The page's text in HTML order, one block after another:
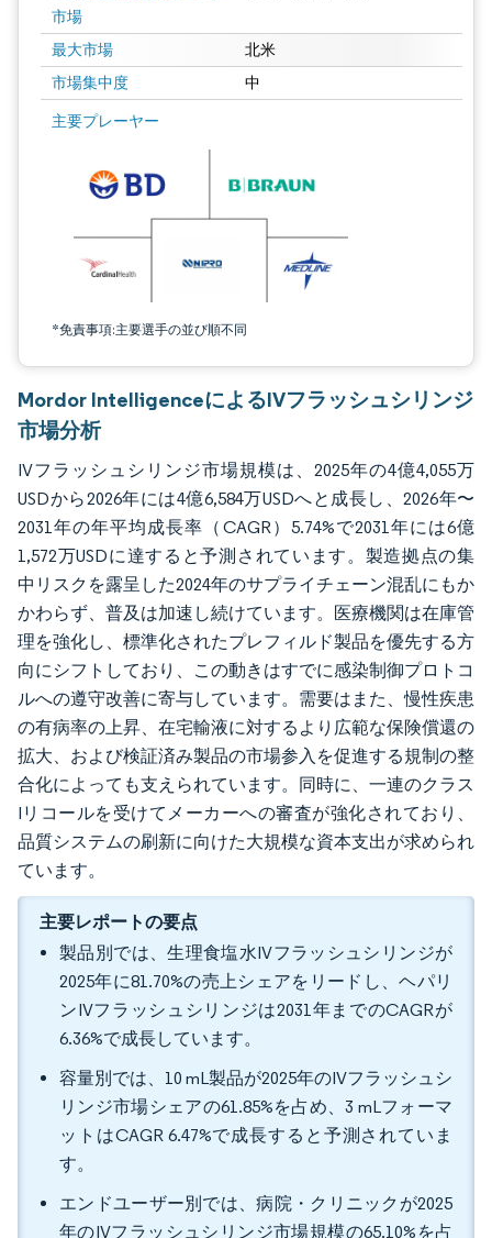
市場
最大市場 北米
市場集中度 中
主要プレーヤー
*免責事項:主要選手の並び順不同
画像 © Mordor Intelligence。再利用にはCC BY 4.0の表示が必要です。
Mordor IntelligenceによるIVフラッシュシリンジ
市場分析
IVフラッシュシリンジ市場規模は、2025年の4億4,055万
USDから2026年には4億6,584万USDへと成長し、2026年〜
2031年の年平均成長率（CAGR）5.74%で2031年には6億
1,572万USDに達すると予測されています。製造拠点の集
中リスクを露呈した2024年のサプライチェーン混乱にもか
かわらず、普及は加速し続けています。医療機関は在庫管
理を強化し、標準化されたプレフィルド製品を優先する方
向にシフトしており、この動きはすでに感染制御プロトコ
ルへの遵守改善に寄与しています。需要はまた、慢性疾患
の有病率の上昇、在宅輸液に対するより広範な保険償還の
拡大、および検証済み製品の市場参入を促進する規制の整
合化によっても支えられています。同時に、一連のクラス
Iリコールを受けてメーカーへの審査が強化されており、
品質システムの刷新に向けた大規模な資本支出が求められ
ています。
主要レポートの要点
製品別では、生理食塩水IVフラッシュシリンジが
2025年に81.70%の売上シェアをリードし、ヘパリ
ンIVフラッシュシリンジは2031年までのCAGRが
6.36%で成長しています。
容量別では、10 mL製品が2025年のIVフラッシュシ
リンジ市場シェアの61.85%を占め、3 mLフォーマ
ットはCAGR 6.47%で成長すると予測されていま
す。
エンドユーザー別では、病院・クリニックが2025
年のIVフラッシュシリンジ市場規模の65.10%を占